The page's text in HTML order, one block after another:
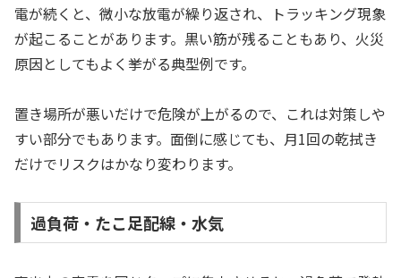
電が続くと、微小な放電が繰り返され、トラッキング現象
が起こることがあります。黒い筋が残ることもあり、火災
原因としてもよく挙がる典型例です。
置き場所が悪いだけで危険が上がるので、これは対策しや
すい部分でもあります。面倒に感じても、月1回の乾拭き
だけでリスクはかなり変わります。
過負荷・たこ足配線・水気